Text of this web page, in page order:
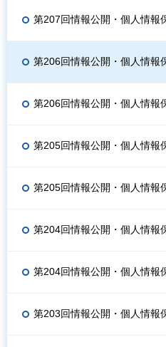
第207回情報公開・個人情報
第206回情報公開・個人情報
第206回情報公開・個人情報
第205回情報公開・個人情報
第205回情報公開・個人情報
第204回情報公開・個人情報
第204回情報公開・個人情報
第203回情報公開・個人情報